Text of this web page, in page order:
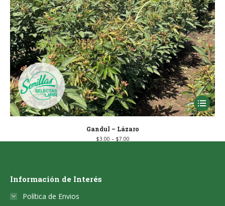
product
page
This
product
multiple
Gandul – Lázaro
$3.00 – $7.00Price
range:
Información de Interés
Política de Envios